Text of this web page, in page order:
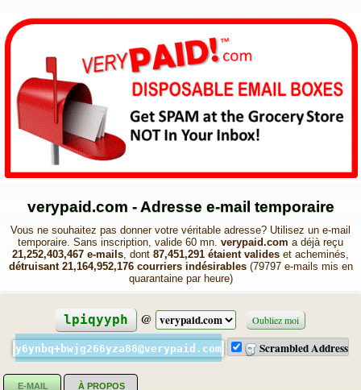
verypaid.com - Adresse e-mail temporaire
Vous ne souhaitez pas donner votre véritable adresse? Utilisez un e-mail
temporaire. Sans inscription, valide 60 mn. verypaid.com a déjà reçu
21,252,403,467 e-mails , dont 87,451,291 étaient valides et acheminés,
détruisant 21,164,952,176 courriers indésirables(79797 e-mails mis en
quarantaine par heure)
lpiqyyph @ Oubliez moi
y6ynbq+bwjg266yza88@verypaid.com Scrambled Address
E-MAIL À PROPOS